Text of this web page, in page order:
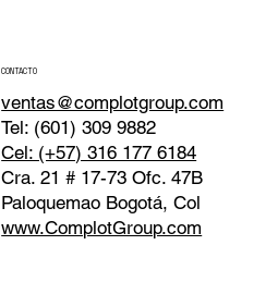
CONTACTO
ventas@complotgroup.com
Tel: (601) 309 9882
Cel: (+57) 316 177 6184
Cra. 21 # 17-73 Ofc. 47B
Paloquemao Bogotá, Col
www.ComplotGroup.com